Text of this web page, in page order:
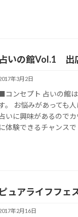
占いの館Vol.1 出
年3月2日
■コンセプト 占いの館
。 お悩みがあっても
いに興味があるので
に体験できるチャンスで
ピュアライフフェ
年2月16日